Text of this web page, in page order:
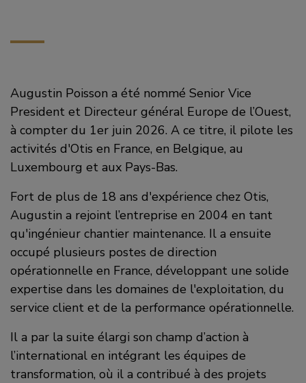
Augustin Poisson a été nommé Senior Vice
President et Directeur général Europe de l’Ouest,
à compter du 1er juin 2026. A ce titre, il pilote les
activités d'Otis en France, en Belgique, au
Luxembourg et aux Pays-Bas.
Fort de plus de 18 ans d'expérience chez Otis,
Augustin a rejoint l’entreprise en 2004 en tant
qu'ingénieur chantier maintenance. Il a ensuite
occupé plusieurs postes de direction
opérationnelle en France, développant une solide
expertise dans les domaines de l'exploitation, du
service client et de la performance opérationnelle.
Il a par la suite élargi son champ d’action à
l’international en intégrant les équipes de
transformation, où il a contribué à des projets